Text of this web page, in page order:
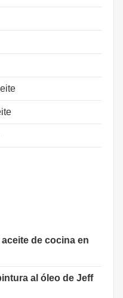
de cocina en
al óleo de Jeff